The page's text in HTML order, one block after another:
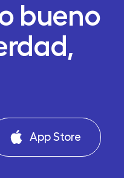
bueno
App Store